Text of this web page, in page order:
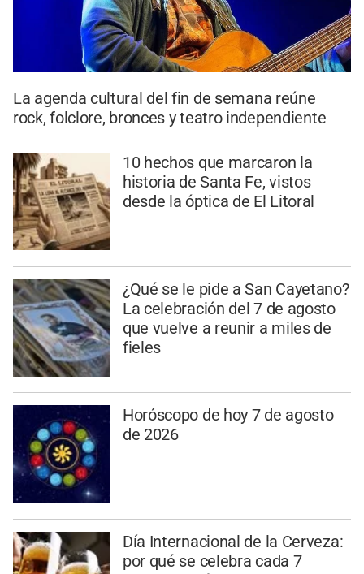
La agenda cultural del fin de semana reúne
rock, folclore, bronces y teatro independiente
10 hechos que marcaron la
historia de Santa Fe, vistos
desde la óptica de El Litoral
¿Qué se le pide a San Cayetano?
La celebración del 7 de agosto
que vuelve a reunir a miles de
fieles
Horóscopo de hoy 7 de agosto
de 2026
Día Internacional de la Cerveza:
por qué se celebra cada 7